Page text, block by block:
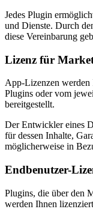
Jedes Plugin
und Dienste. Durch
diese Vereinbarung
Lizenz für
App-Lizenzen
Plugins oder vom
bereitgestellt.
Der Entwickler eines
für dessen Inhalte,
möglicherweise in
Endbenutzer-
Plugins, die über den
werden Ihnen